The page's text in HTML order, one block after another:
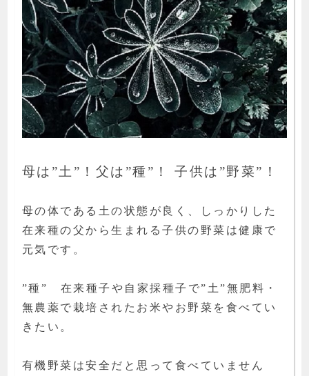
母は”土”！父は”種”！ 子供は”野菜”！
母の体である土の状態が良く、しっかりした
在来種の父から生まれる子供の野菜は健康で
元気です。
”種” 在来種子や自家採種子で”土”無肥料・
無農薬で栽培されたお米やお野菜を食べてい
きたい。
有機野菜は安全だと思って食べていません